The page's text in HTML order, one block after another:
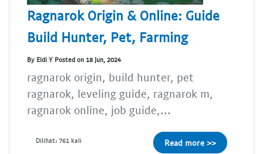
Ragnarok Origin & Online: Guide
Build Hunter, Pet, Farming
By Eldi Y Posted on 18 Jun, 2024
ragnarok origin, build hunter, pet
ragnarok, leveling guide, ragnarok m,
ragnarok online, job guide,...
Dilihat: 761 kali Read more >>